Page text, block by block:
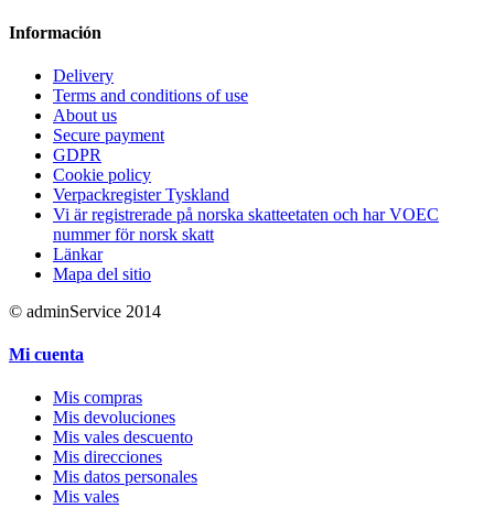
Información
Delivery
Terms and conditions of use
About us
Secure payment
GDPR
Cookie policy
Verpackregister Tyskland
Vi är registrerade på norska skatteetaten och har VOEC
nummer för norsk skatt
Länkar
Mapa del sitio
© adminService 2014
Mi cuenta
Mis compras
Mis devoluciones
Mis vales descuento
Mis direcciones
Mis datos personales
Mis vales